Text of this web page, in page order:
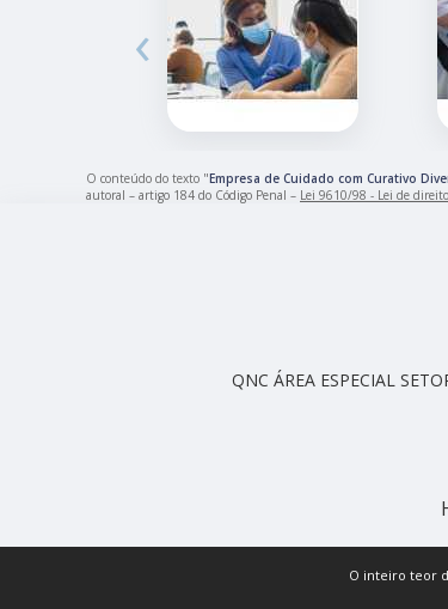
‹
O conteúdo do texto "Empresa de Cuidado com Curativo
autoral – artigo 184 do Código Penal – Lei 9610/98 - Lei de
QNC ÁREA ESPECIAL
O inteiro teor